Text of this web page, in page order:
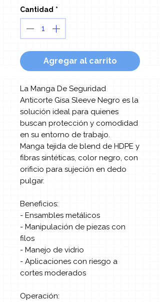
Cantidad *
Agregar al carrito
La Manga De Seguridad
Anticorte Gisa Sleeve Negro es la
solución ideal para quienes
buscan protección y comodidad
en su entorno de trabajo.
Manga tejida de blend de HDPE y
fibras sintéticas, color negro, con
orificio para sujeción en dedo
pulgar.
Beneficios:
- Ensambles metálicos
- Manipulación de piezas con
filos
- Manejo de vidrio
- Aplicaciones con riesgo a
cortes moderados
Operación: